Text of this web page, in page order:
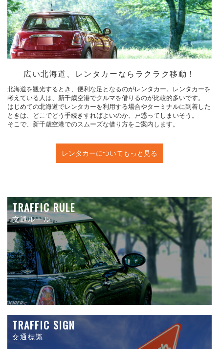
広い北海道、レンタカーならラクラク移動！
北海道を観光するとき、便利な足となるのがレンタカー。レンタカーを
考えている人は、新千歳空港でクルマを借りるのが比較的多いです。
はじめての北海道でレンタカーを利用する場合やターミナルに到着した
ときは、どこでどう手続きすればよいのか、戸惑ってしまいそう。
そこで、新千歳空港でのスムーズな借り方をご案内します。
レンタカーについてもっと見る
TRAFFIC RULE
交通ルール
TRAFFIC SIGN
交通標識